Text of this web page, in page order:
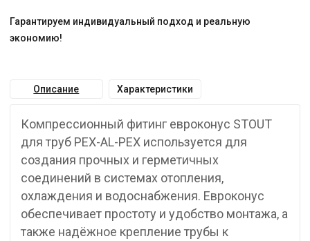
Гарантируем индивидуальный подход и реальную
экономию!
Описание Характеристики
Компрессионный фитинг евроконус STOUT
для труб PEX-AL-PEX используется для
создания прочных и герметичных
соединений в системах отопления,
охлаждения и водоснабжения. Евроконус
обеспечивает простоту и удобство монтажа, а
также надёжное крепление трубы к